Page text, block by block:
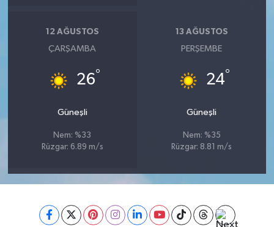
12 AĞUSTOS
ÇARŞAMBA
26°
Güneşli
Nem: %33
Rüzgar: 6.89 m/s
13 AĞUSTOS
PERŞEMBE
24°
Güneşli
Nem: %35
Rüzgar: 8.81 m/s
Politika
YEREL
BÖLGEDEN
BİLİM TEKNOLOJİ